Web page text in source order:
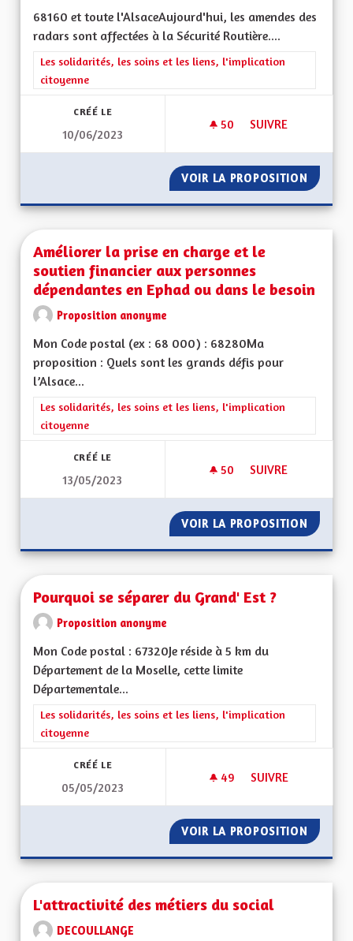
68160 et toute l'AlsaceAujourd'hui, les amendes des
radars sont affectées à la Sécurité Routière....
Filtrer les résultats de la catégorie : Les solidarités, les soins
Les solidarités, les soins et les liens, l'implication
citoyenne
CRÉÉ LE
10/06/2023
50 50 ABONNÉS
SUIVRE
VOIR LA PROPOSITION LES
Améliorer la prise en charge et le
soutien financier aux personnes
dépendantes en Ephad ou dans le besoin
Proposition anonyme
Mon Code postal (ex : 68 000) : 68280Ma
proposition : Quels sont les grands défis pour
l’Alsace...
Filtrer les résultats de la catégorie : Les solidarités, les soins
Les solidarités, les soins et les liens, l'implication
citoyenne
CRÉÉ LE
13/05/2023
50 50 ABONNÉS
SUIVRE
VOIR LA PROPOSITION
Pourquoi se séparer du Grand' Est ?
Proposition anonyme
Mon Code postal : 67320Je réside à 5 km du
Département de la Moselle, cette limite
Départementale...
Filtrer les résultats de la catégorie : Les solidarités, les soins
Les solidarités, les soins et les liens, l'implication
citoyenne
CRÉÉ LE
05/05/2023
49 49 ABONNÉS
SUIVRE
VOIR LA PROPOSITION
L'attractivité des métiers du social
DECOULLANGE